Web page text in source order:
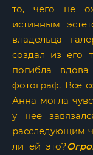
то, чего не
истинным
владельца
создал из его
погибла
фотограф. Все
Анна могла
у нее
расследующим
ли ей это?